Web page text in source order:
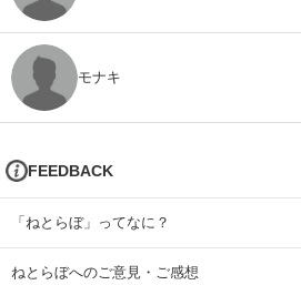
モナキ
FEEDBACK
「ねとらぼ」ってなに？
ねとらぼへのご意見・ご感想